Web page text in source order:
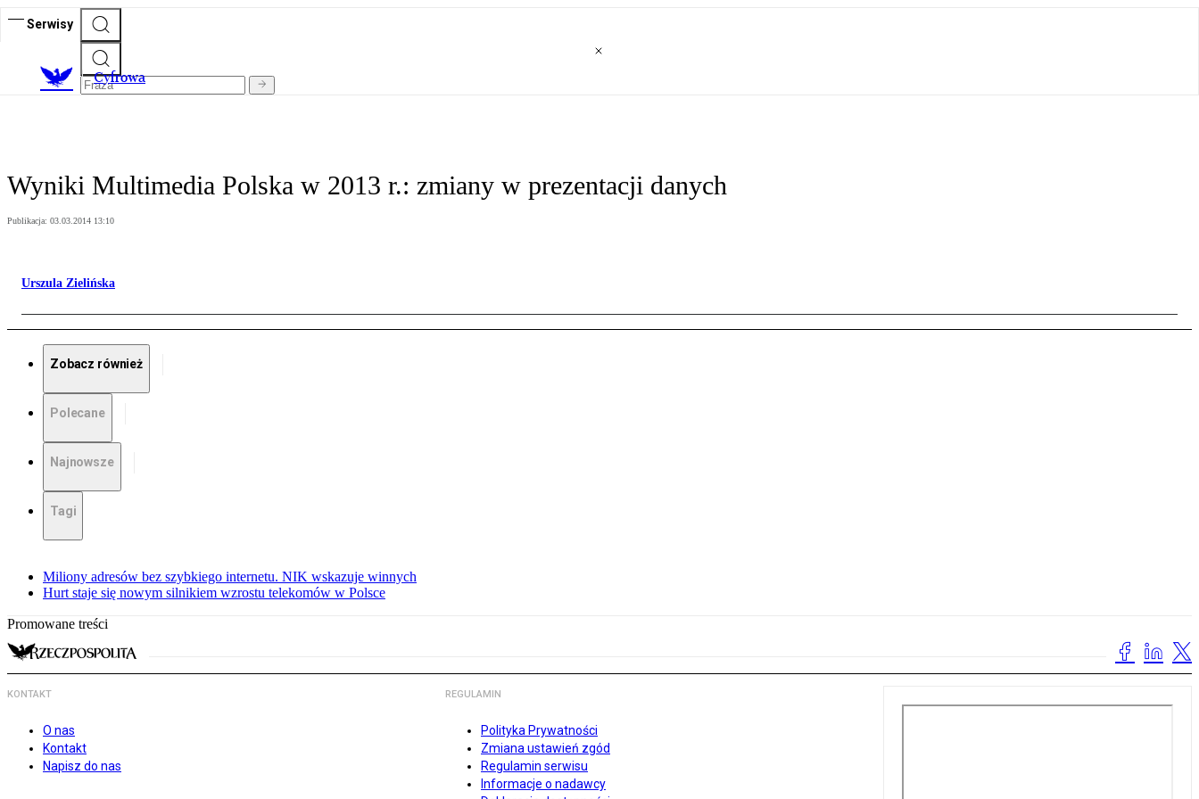
Serwisy
Cyfrowa
Wyniki Multimedia Polska w 2013 r.: zmiany w prezentacji danych
Publikacja: 03.03.2014 13:10
Urszula Zielińska
Zobacz również
Polecane
Najnowsze
Tagi
Miliony adresów bez szybkiego internetu. NIK wskazuje winnych
Hurt staje się nowym silnikiem wzrostu telekomów w Polsce
Promowane treści
KONTAKT
O nas
Kontakt
Napisz do nas
REGULAMIN
Polityka Prywatności
Zmiana ustawień zgód
Regulamin serwisu
Informacje o nadawcy